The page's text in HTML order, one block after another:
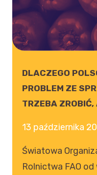
DLACZEGO
PROBLEM ZE
TRZEBA ZROBIĆ,
13 października
Światowa
Rolnictwa FAO